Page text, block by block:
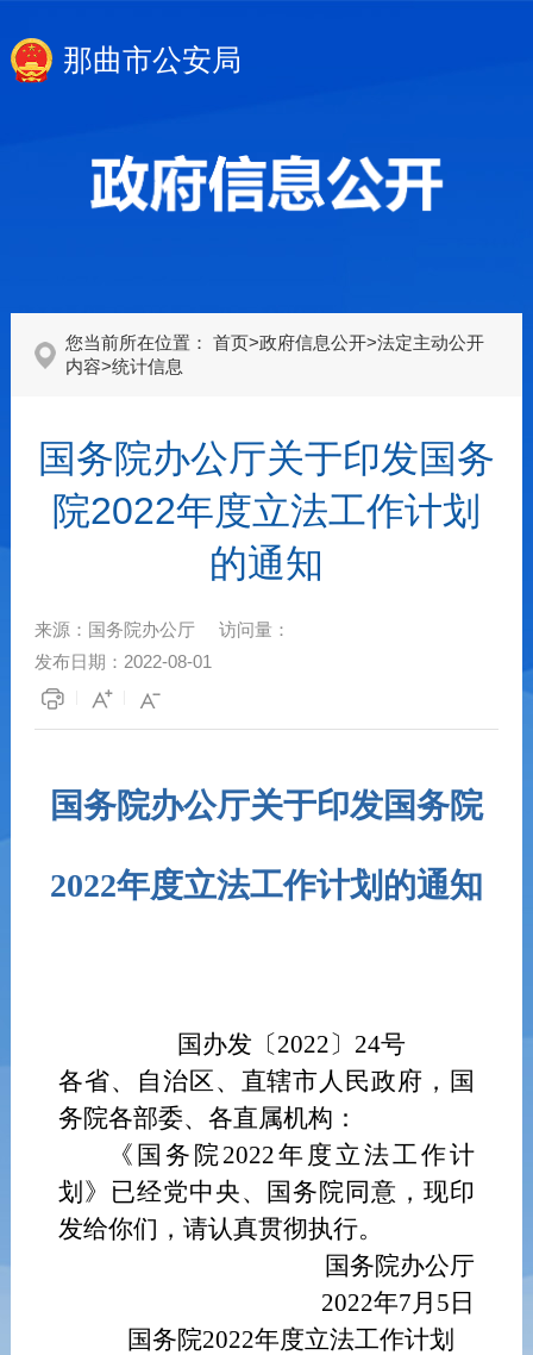
那曲市公安局
您当前所在位置： 首页>政府信息公开>法定主动公开
内容>统计信息
国务院办公厅关于印发国务
院2022年度立法工作计划
的通知
来源： 国务院办公厅
访问量：
发布日期： 2022-08-01
国务院办公厅关于印发国务院
2022年度立法工作计划的通知
国办发〔2022〕24号
各省、自治区、直辖市人民政府，国
务院各部委、各直属机构：
《国务院2022年度立法工作计
划》已经党中央、国务院同意，现印
发给你们，请认真贯彻执行。
国务院办公厅
2022年7月5日
国务院2022年度立法工作计划